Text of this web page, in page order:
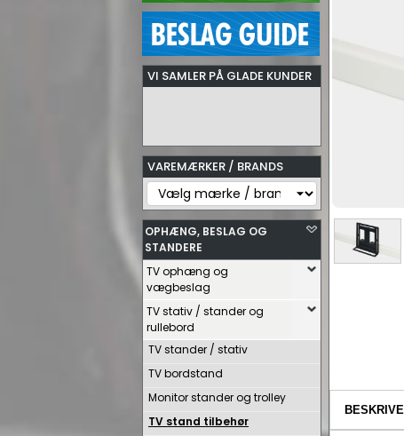
VI SAMLER PÅ GLADE KUNDER
VAREMÆRKER / BRANDS
OPHÆNG, BESLAG OG
STANDERE
TV ophæng og
vægbeslag
TV stativ / stander og
rullebord
TV stander / stativ
TV bordstand
Monitor stander og trolley
TV stand tilbehør